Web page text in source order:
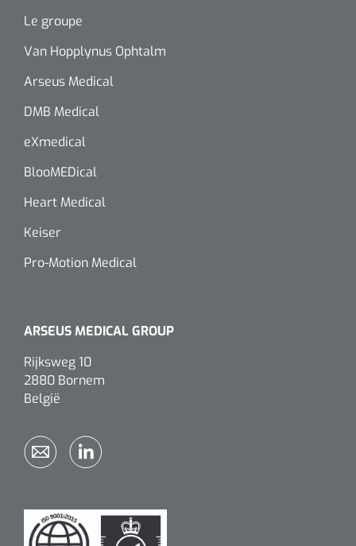
Le groupe
Van Hopplynus Ophtalm
Arseus Medical
DMB Medical
eXmedical
BlooMEDical
Heart Medical
Keiser
Pro-Motion Medical
ARSEUS MEDICAL GROUP
Rijksweg 10
2880 Bornem
België